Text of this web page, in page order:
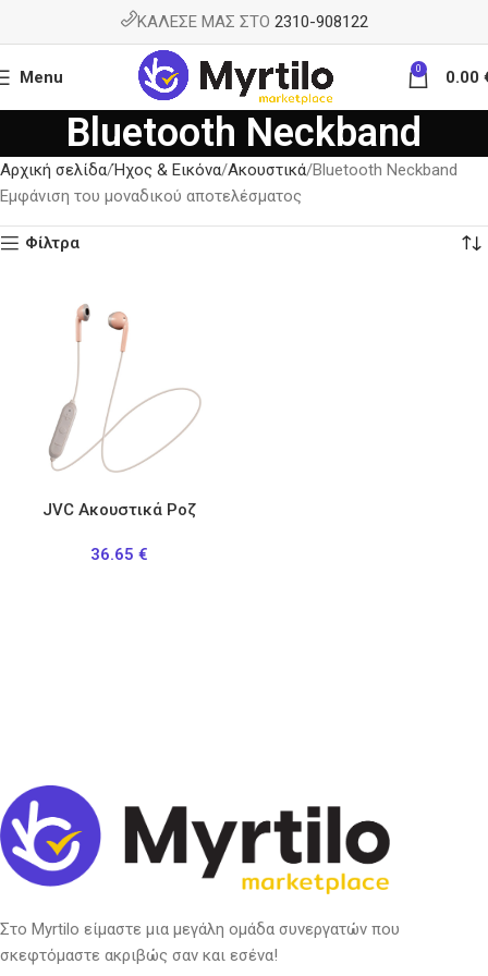
ΚΑΛΕΣΕ ΜΑΣ ΣΤΟ 2310-908122
Menu 0 0.00
Bluetooth Neckband
Αρχική σελίδα Ήχος & Εικόνα Aκουστικά Bluetooth Neckband
Εμφάνιση του μοναδικού αποτελέσματος
Φίλτρα
JVC Aκουστικά Ροζ
36.65 €
Στο Myrtilo είμαστε μια μεγάλη ομάδα συνεργατών που
σκεφτόμαστε ακριβώς σαν και εσένα!